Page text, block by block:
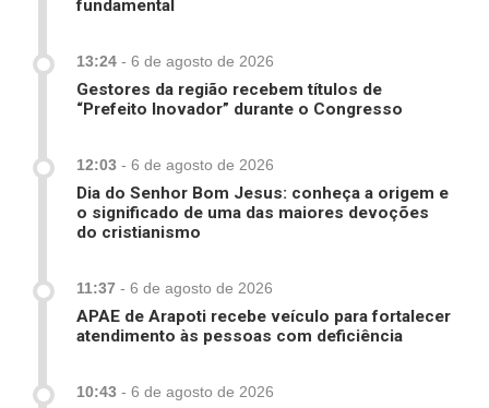
fundamental
13:24 - 6 de agosto de 2026
Gestores da região recebem títulos de
“Prefeito Inovador” durante o Congresso
12:03 - 6 de agosto de 2026
Dia do Senhor Bom Jesus: conheça a origem e
o significado de uma das maiores devoções
do cristianismo
11:37 - 6 de agosto de 2026
APAE de Arapoti recebe veículo para fortalecer
atendimento às pessoas com deficiência
10:43 - 6 de agosto de 2026